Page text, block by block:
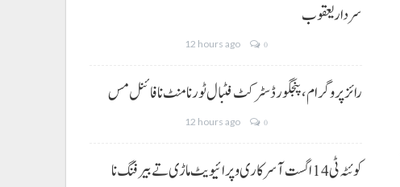
سردار یعقوب
12 hours ago 0
رائز پروگرام، پنجگور ڈسٹرکٹ فٹبال ٹورنامنٹ نا فائنل مس
12 hours ago 0
کوئٹہ ٹی 14 اگست آ سرکاری و پرائیویٹ ماڑی تے بیرفنگ نا